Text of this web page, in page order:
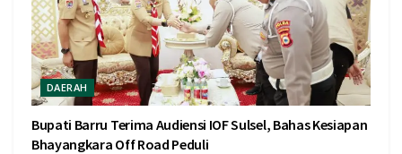
DAERAH
Bupati Barru Terima Audiensi IOF Sulsel, Bahas Kesiapan
Bhayangkara Off Road Peduli